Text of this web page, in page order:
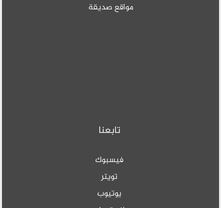
مواقع صديقة
تابعنا
فيسبوك
تويتر
يوتيوب